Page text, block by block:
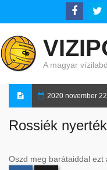
A magyar
2020 november
Rossiék
Oszd meg barátaiddal ezt